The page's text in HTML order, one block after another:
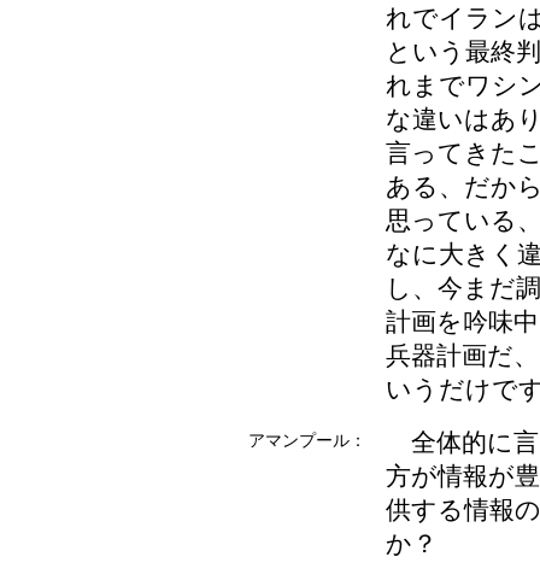
れでイラン
という最終
れまでワシ
な違いはあ
言ってきた
ある、だか
思っている
なに大きく
し、今まだ
計画を吟味
兵器計画だ
いうだけで
アマンプール：
全体的に
方が情報が
供する情報
か？